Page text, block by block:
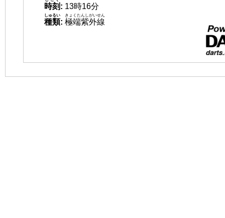
時刻 : 13時16分
種類
しゅるい
: 極端紫外線
きょくたんしがいせん